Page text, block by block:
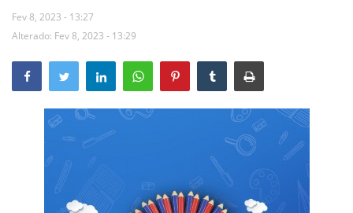
Secretarias e Órgãos
Mural de Licitações
Fev 8, 2023 - 13:27
Alterado: Fev 8, 2023 - 13:29